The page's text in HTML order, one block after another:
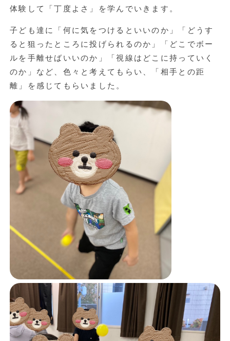
体験して「丁度よさ」を学んでいきます。
子ども達に「何に気をつけるといいのか」「どうす
ると狙ったところに投げられるのか」「どこでボー
ルを手離せばいいのか」「視線はどこに持っていく
のか」など、色々と考えてもらい、「相手との距
離」を感じてもらいました。